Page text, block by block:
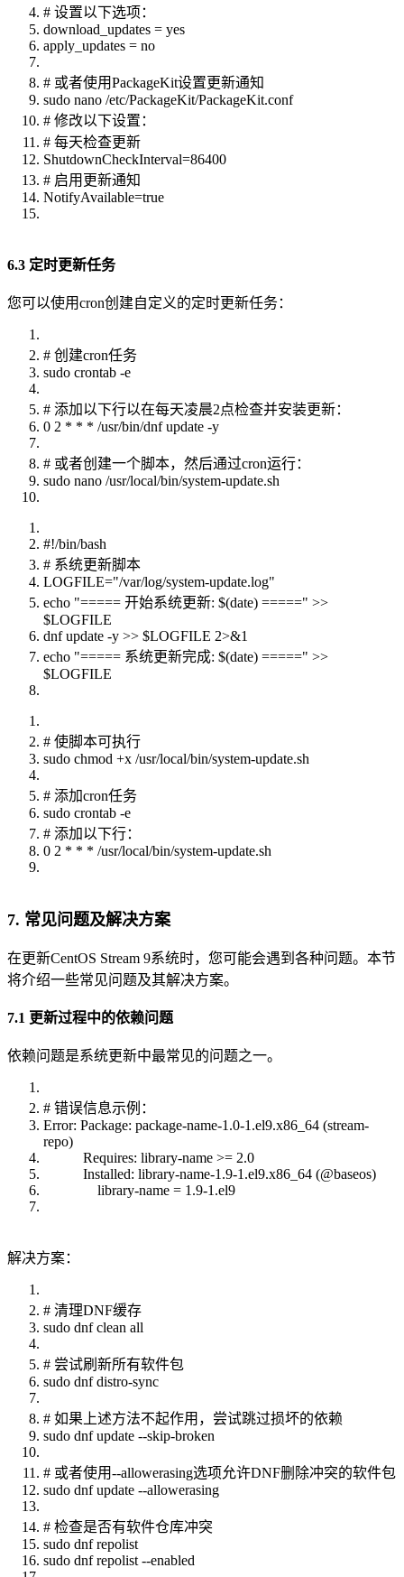
# 设置以下选项：
download_updates = yes
apply_updates = no
# 或者使用PackageKit设置更新通知
sudo nano /etc/PackageKit/PackageKit.conf
# 修改以下设置：
# 每天检查更新
ShutdownCheckInterval=86400
# 启用更新通知
NotifyAvailable=true
6.3 定时更新任务
您可以使用cron创建自定义的定时更新任务：
# 创建cron任务
sudo crontab -e
# 添加以下行以在每天凌晨2点检查并安装更新：
0 2 * * * /usr/bin/dnf update -y
# 或者创建一个脚本，然后通过cron运行：
sudo nano /usr/local/bin/system-update.sh
#!/bin/bash
# 系统更新脚本
LOGFILE="/var/log/system-update.log"
echo "===== 开始系统更新: $(date) =====" >>
$LOGFILE
dnf update -y >> $LOGFILE 2>&1
echo "===== 系统更新完成: $(date) =====" >>
$LOGFILE
# 使脚本可执行
sudo chmod +x /usr/local/bin/system-update.sh
# 添加cron任务
sudo crontab -e
# 添加以下行：
0 2 * * * /usr/local/bin/system-update.sh
7. 常见问题及解决方案
在更新CentOS Stream 9系统时，您可能会遇到各种问题。本节
将介绍一些常见问题及其解决方案。
7.1 更新过程中的依赖问题
依赖问题是系统更新中最常见的问题之一。
# 错误信息示例：
Error: Package: package-name-1.0-1.el9.x86_64 (stream-
repo)
Requires: library-name >= 2.0
Installed: library-name-1.9-1.el9.x86_64 (@baseos)
library-name = 1.9-1.el9
解决方案：
# 清理DNF缓存
sudo dnf clean all
# 尝试刷新所有软件包
sudo dnf distro-sync
# 如果上述方法不起作用，尝试跳过损坏的依赖
sudo dnf update --skip-broken
# 或者使用--allowerasing选项允许DNF删除冲突的软件包
sudo dnf update --allowerasing
# 检查是否有软件仓库冲突
sudo dnf repolist
sudo dnf repolist --enabled